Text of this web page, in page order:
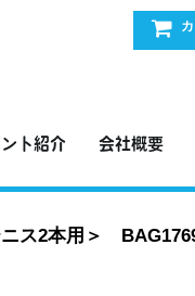
ト紹介 会社概要
ス2本用＞